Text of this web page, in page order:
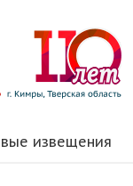
извещения